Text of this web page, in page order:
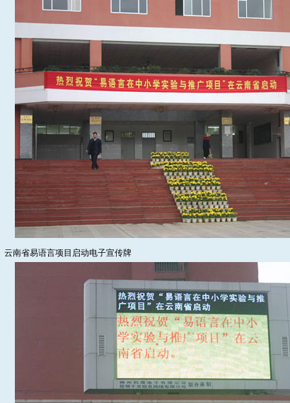
云南省易语言项目启动电子宣传牌